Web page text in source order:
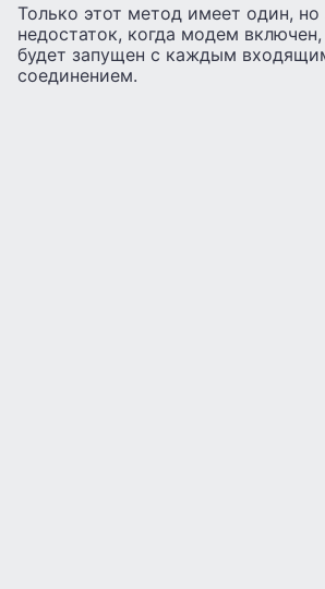
Только этот метод имеет один, но
недостаток, когда модем
будет запущен с каждым
соединением.